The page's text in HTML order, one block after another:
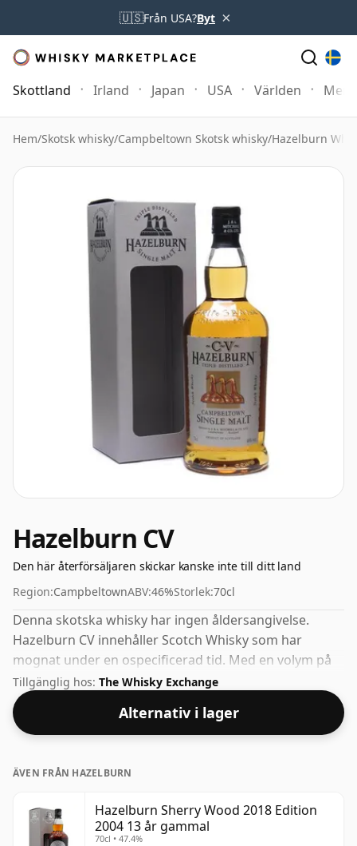
🇺🇸Från USA?Byt ×
Skottland Irland Japan USA Världen Mer
Hem/Skotsk whisky/Campbeltown Skotsk whisky/Hazelburn
Hazelburn CV
Den här återförsäljaren skickar kanske inte till ditt land
Region:CampbeltownABV:46%Storlek:70cl
Denna skotska whisky har ingen åldersangivelse.
Hazelburn CV innehåller Scotch Whisky som har
mognat under en ospecificerad tid. Med en volym på
46% ABV buteljeras denna whisky med optimal
drickstyrka. Avnjuts rent eller med en droppe vatten.
Tillgänglig hos: The Whisky Exchange
Alternativ i lager
ÄVEN FRÅN HAZELBURN
Hazelburn Sherry Wood 2018 Edition
2004 13 år gammal
70cl • 47.4%